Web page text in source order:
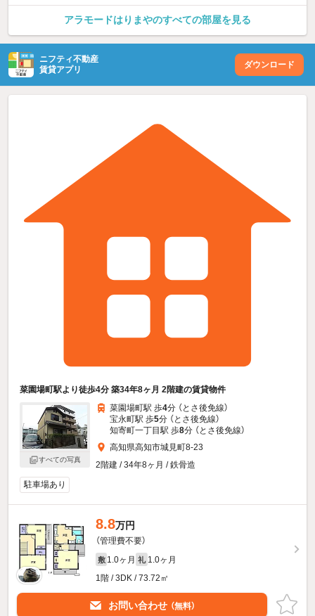
アラモードはりまやのすべての部屋を見る
ニフティ不動産
賃貸アプリ
ダウンロード
菜園場町駅より徒歩4分 築34年8ヶ月 2階建の賃貸物件
すべての写真
菜園場町駅 歩4分 （とさ後免線）
宝永町駅 歩5分 （とさ後免線）
知寄町一丁目駅 歩8分 （とさ後免線）
高知県高知市城見町8-23
2階建 / 34年8ヶ月 / 鉄骨造
駐車場あり
8.8万円
（管理費不要）
敷 1.0ヶ月 礼 1.0ヶ月
1階 / 3DK / 73.72㎡
お問い合わせ （無料）